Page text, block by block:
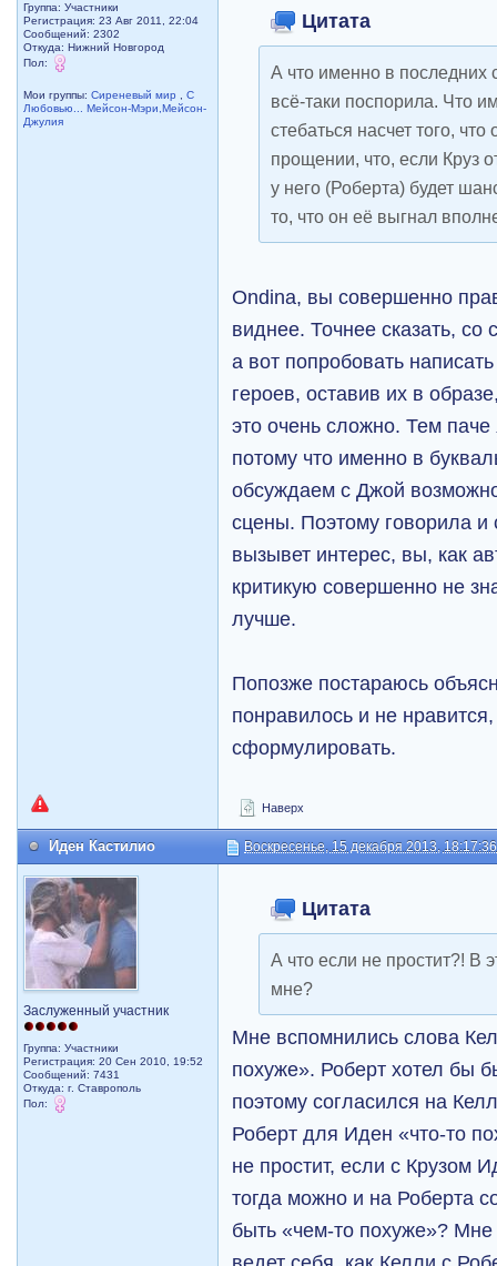
Группа: Участники
Регистрация: 23 Авг 2011, 22:04
Сообщений: 2302
Откуда: Нижний Новгород
Пол:
Мои группы:Сиреневый мир ,С
Любовью... Мейсон-Мэри,Мейсон-
Джулия
Цитата
А что именно в последних
всё-таки поспорила. Что
стебаться насчет того,
прощении, что, если Круз
у него (Роберта) будет
то, что он её выгнал
Ondina, вы совершенно
виднее. Точнее сказать, со
а вот попробовать
героев, оставив их в
это очень сложно. Тем
потому что именно в
обсуждаем с Джой
сцены. Поэтому говорила
вызывет интерес, вы, как
критикую совершенно не
лучше.
Попозже постараюсь
понравилось и не
сформулировать.
Наверх
Иден Кастилио Воскресенье, 15 декабря 2013, 18:17:36
Заслуженный участник
Группа: Участники
Регистрация: 20 Сен 2010, 19:52
Сообщений: 7431
Откуда: г. Ставрополь
Пол:
Цитата
А что если не простит?! В
мне?
Мне вспомнились слова
похуже». Роберт хотел бы
поэтому согласился на
Роберт для Иден «что-то
не простит, если с Крузом
тогда можно и на Роберта
быть «чем-то похуже»?